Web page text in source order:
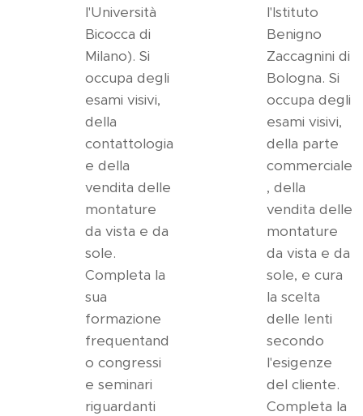
l'Università
Bicocca di
Milano). Si
occupa degli
esami visivi,
della
contattologia
e della
vendita delle
montature
da vista e da
sole.
Completa la
sua
formazione
frequentand
o congressi
e seminari
riguardanti
l'Istituto
Benigno
Zaccagnini di
Bologna. Si
occupa degli
esami visivi,
della parte
commerciale
, della
vendita delle
montature
da vista e da
sole, e cura
la scelta
delle lenti
secondo
l'esigenze
del cliente.
Completa la